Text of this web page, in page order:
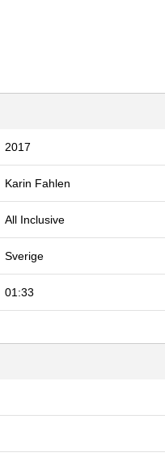
2017
Karin Fahlen
All Inclusive
Sverige
01:33